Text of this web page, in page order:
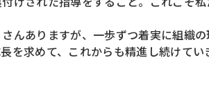
んありますが、一歩ずつ着実に組織
を求めて、これからも精進し続けてい